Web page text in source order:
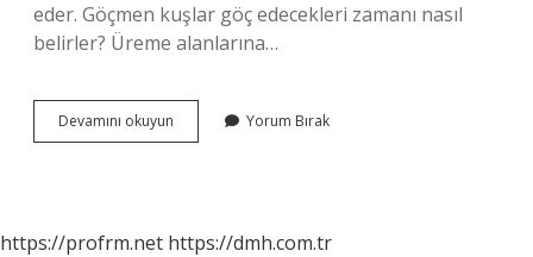
eder. Göçmen kuşlar göç edecekleri zamanı nasıl
belirler? Üreme alanlarına…
Devamını okuyun Göçmen
Kuşları
Yorum Bırak
https://profrm.net https://dmh.com.tr